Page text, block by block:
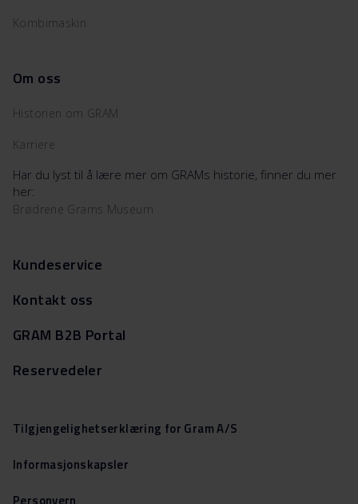
Kombimaskin
Om oss
Historien om GRAM
Karriere
Har du lyst til å lære mer om GRAMs historie, finner du mer
her:
Brødrene Grams Museum
Kundeservice
Kontakt oss
GRAM B2B Portal
Reservedeler
Tilgjengelighetserklæring for Gram A/S
Informasjonskapsler
Personvern